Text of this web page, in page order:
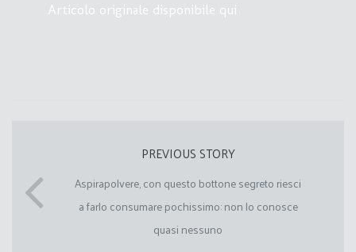
Articolo originale disponibile qui
PREVIOUS STORY
Aspirapolvere, con questo bottone segreto riesci
a farlo consumare pochissimo: non lo conosce
quasi nessuno